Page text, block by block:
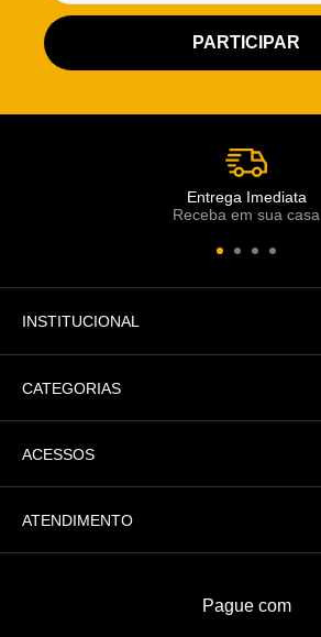
Entrega Imediata
Receba em sua casa
INSTITUCIONAL
CATEGORIAS
ACESSOS
ATENDIMENTO
Pague com
Atendimento Rei de Casa